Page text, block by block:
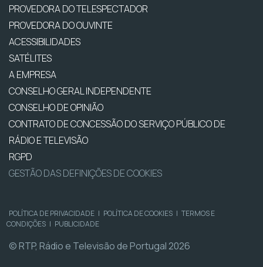
PROVEDORA DO TELESPECTADOR
PROVEDORA DO OUVINTE
ACESSIBILIDADES
SATÉLITES
A EMPRESA
CONSELHO GERAL INDEPENDENTE
CONSELHO DE OPINIÃO
CONTRATO DE CONCESSÃO DO SERVIÇO PÚBLICO DE
RÁDIO E TELEVISÃO
RGPD
GESTÃO DAS DEFINIÇÕES DE COOKIES
POLÍTICA DE PRIVACIDADE | POLÍTICA DE COOKIES | TERMOS E
CONDIÇÕES | PUBLICIDADE
© RTP, Rádio e Televisão de Portugal 2026